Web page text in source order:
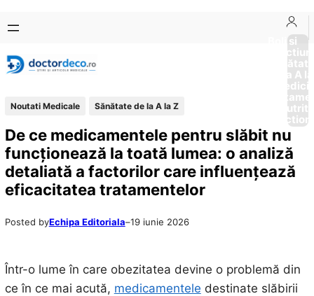
conținut
content
Boli si
Afectiuni
Sănătate
de la A
Noutati Medicale Sănătate de la A la Z
De ce medicamentele pentru slăbit nu
funcționează la toată lumea: o analiză
detaliată a factorilor care influențează
eficacitatea tratamentelor
Posted byEchipa Editoriala–19 iunie 2026
Într-o lume în care obezitatea devine o problemă din
ce în ce mai acută, medicamentele destinate slăbirii